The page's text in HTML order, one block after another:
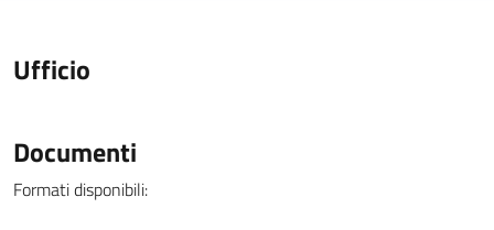
Ufficio
Documenti
Formati disponibili: